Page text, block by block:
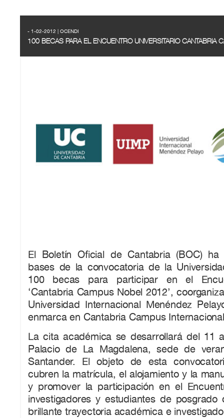
- 1-02-2012 | OCENDI
100 BECAS PARA EL ENCUENTRO UNIVERSITARIO CANTABRIA
El Boletín Oficial de Cantabria (BOC)
bases de la convocatoria de la
100 becas para participar en el
‘Cantabria Campus Nobel 2012’,
Universidad Internacional Menéndez
enmarca en Cantabria Campus
La cita académica se desarrollará del 11
Palacio de La Magdalena, sede de
Santander. El objeto de esta
cubren la matrícula, el alojamiento y la
y promover la participación en el
investigadores y estudiantes de posgrado
brillante trayectoria académica e